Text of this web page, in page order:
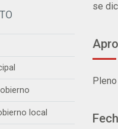
local
se